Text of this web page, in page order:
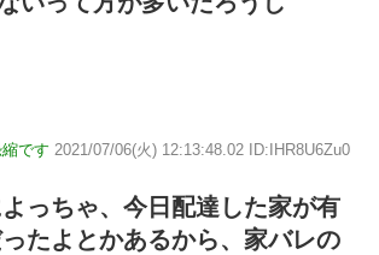
です 2021/07/06(火) 12:13:48.02 ID:IHR8U6Zu0
っちゃ、今日配達した家が有
たよとかあるから、家バレの